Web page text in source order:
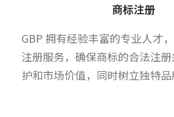
商标注册
GBP 拥有经验丰富的专业人才
注册服务，确保商标的合法注
护和市场价值，同时树立独特